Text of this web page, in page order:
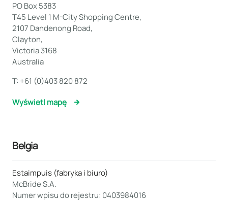
PO Box 5383
T45 Level 1 M-City Shopping Centre,
2107 Dandenong Road,
Clayton,
Victoria 3168
Australia
T: +61 (0)403 820 872
Wyświetl mapę
Belgia
Estaimpuis (fabryka i biuro)
McBride S.A.
Numer wpisu do rejestru: 0403984016